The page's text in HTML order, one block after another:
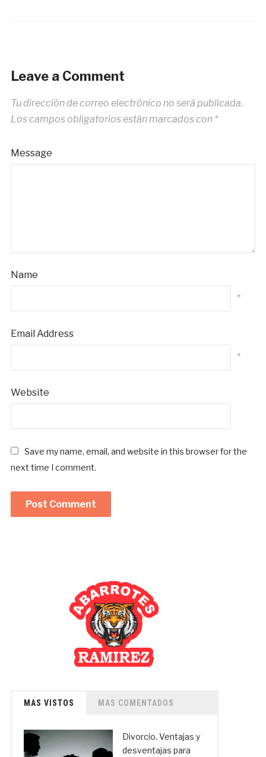
Leave a Comment
Tu dirección de correo electrónico no será publicada.
Los campos obligatorios están marcados con *
Message
Name
*
Email Address
*
Website
Save my name, email, and website in this browser for the
next time I comment.
MAS VISTOS MAS COMENTADOS
Divorcio. Ventajas y
desventajas para